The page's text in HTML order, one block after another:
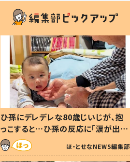
ひ孫にデレデレな80歳じいじが、抱
っこすると…ひ孫の反応に「涙が出ま
した」「可愛くて仕方ない」
ほ・とせなNEWS編集部